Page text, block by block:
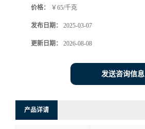
价格： ￥65/千克
发布日期： 2025-03-07
更新日期： 2026-08-08
发送咨询信息
产品详请